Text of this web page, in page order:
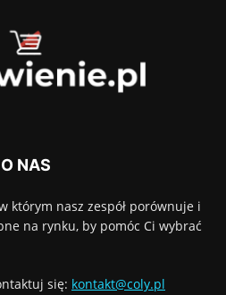
O NAS
którym nasz zespół porównuje i
na rynku, by pomóc Ci wybrać
się: kontakt@coly.pl